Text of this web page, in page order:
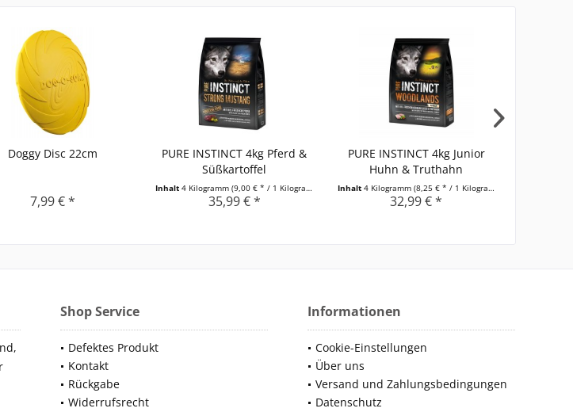
Doggy Disc 22cm
7,99 € *
PURE INSTINCT 4kg Pferd &
Süßkartoffel
Inhalt 4 Kilogramm (9,00 € * / 1 Kilogramm)
35,99 € *
PURE INSTINCT 4kg Junior
Huhn & Truthahn
Inhalt 4 Kilogramm (8,25 € * / 1 Kilogramm)
32,99 € *
Shop Service
Defektes Produkt
Kontakt
Rückgabe
Widerrufsrecht
Informationen
Cookie-Einstellungen
Über uns
Versand und Zahlungsbedingungen
Datenschutz